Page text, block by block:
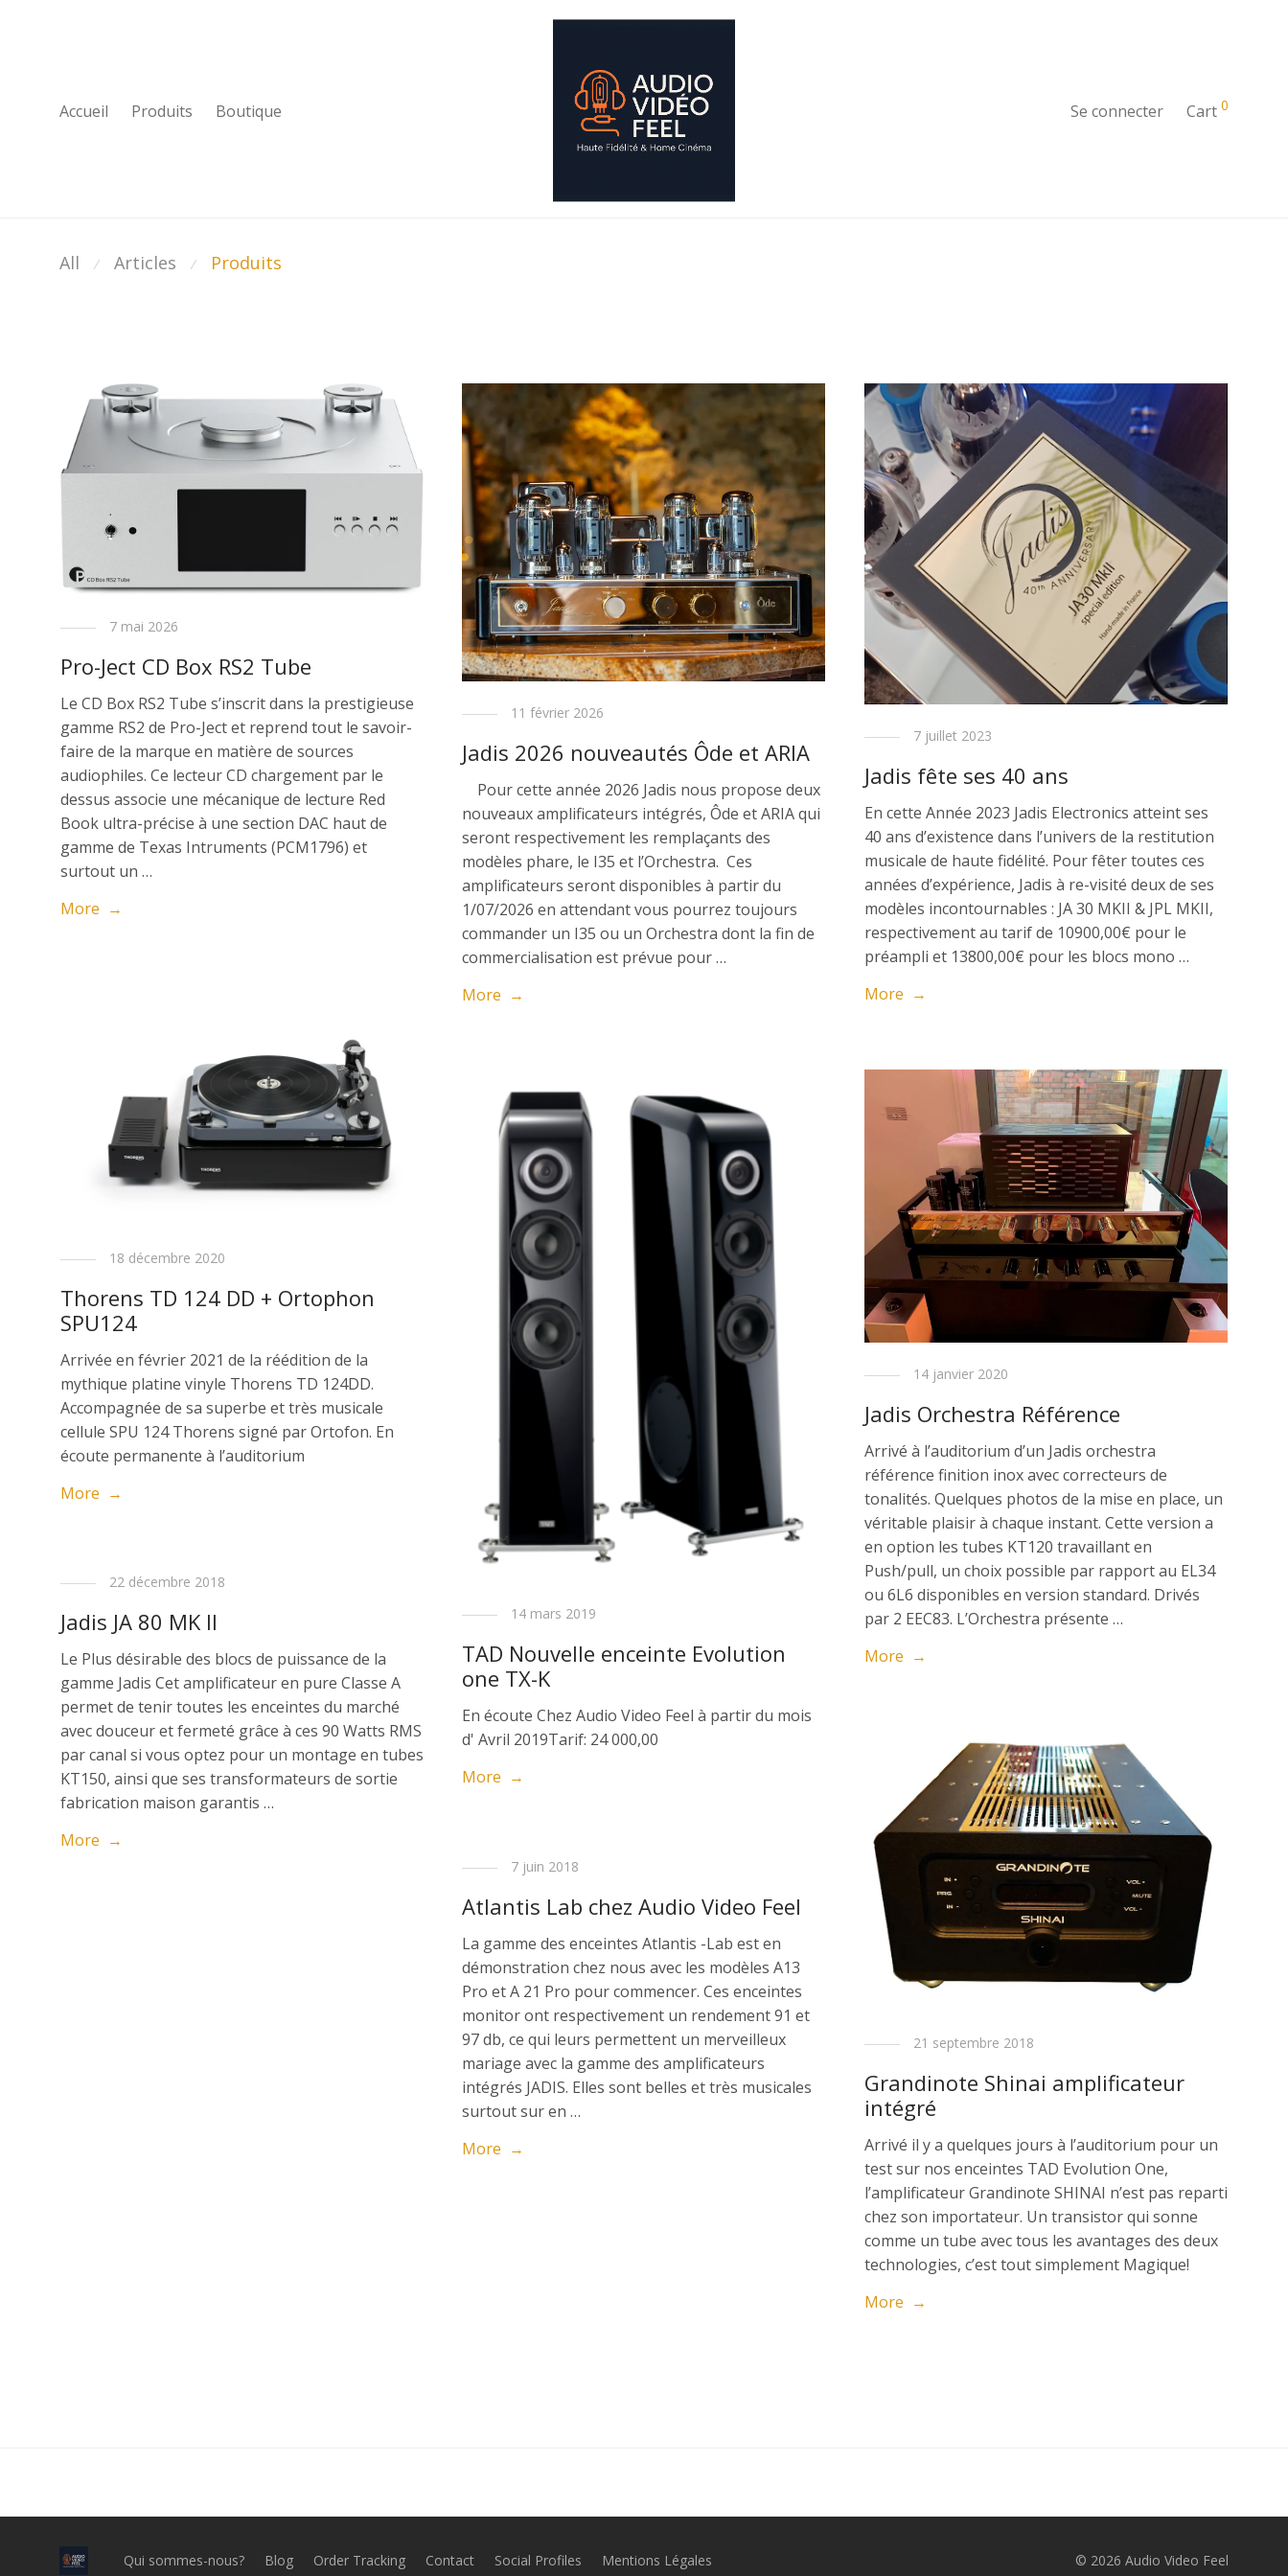
Accueil Produits Boutique Se connecter Cart 0
All ⁄ Articles ⁄ Produits
7 mai 2026
Pro-Ject CD Box RS2 Tube
Le CD Box RS2 Tube s’inscrit dans la prestigieuse
gamme RS2 de Pro-Ject et reprend tout le savoir-
faire de la marque en matière de sources
audiophiles. Ce lecteur CD chargement par le
dessus associe une mécanique de lecture Red
Book ultra-précise à une section DAC haut de
gamme de Texas Intruments (PCM1796) et
surtout un …
More →
11 février 2026
Jadis 2026 nouveautés Ôde et ARIA
Pour cette année 2026 Jadis nous propose deux
nouveaux amplificateurs intégrés, Ôde et ARIA qui
seront respectivement les remplaçants des
modèles phare, le I35 et l’Orchestra. Ces
amplificateurs seront disponibles à partir du
1/07/2026 en attendant vous pourrez toujours
commander un I35 ou un Orchestra dont la fin de
commercialisation est prévue pour …
More →
7 juillet 2023
Jadis fête ses 40 ans
En cette Année 2023 Jadis Electronics atteint ses
40 ans d’existence dans l’univers de la restitution
musicale de haute fidélité. Pour fêter toutes ces
années d’expérience, Jadis à re-visité deux de ses
modèles incontournables : JA 30 MKII & JPL MKII,
respectivement au tarif de 10900,00€ pour le
préampli et 13800,00€ pour les blocs mono …
More →
18 décembre 2020
Thorens TD 124 DD + Ortophon
SPU124
Arrivée en février 2021 de la réédition de la
mythique platine vinyle Thorens TD 124DD.
Accompagnée de sa superbe et très musicale
cellule SPU 124 Thorens signé par Ortofon. En
écoute permanente à l’auditorium
More →
14 janvier 2020
Jadis Orchestra Référence
Arrivé à l’auditorium d’un Jadis orchestra
référence finition inox avec correcteurs de
tonalités. Quelques photos de la mise en place, un
véritable plaisir à chaque instant. Cette version a
en option les tubes KT120 travaillant en
Push/pull, un choix possible par rapport au EL34
ou 6L6 disponibles en version standard. Drivés
par 2 EEC83. L’Orchestra présente …
More →
14 mars 2019
TAD Nouvelle enceinte Evolution
one TX-K
En écoute Chez Audio Video Feel à partir du mois
d' Avril 2019Tarif: 24 000,00
More →
22 décembre 2018
Jadis JA 80 MK II
Le Plus désirable des blocs de puissance de la
gamme Jadis Cet amplificateur en pure Classe A
permet de tenir toutes les enceintes du marché
avec douceur et fermeté grâce à ces 90 Watts RMS
par canal si vous optez pour un montage en tubes
KT150, ainsi que ses transformateurs de sortie
fabrication maison garantis …
More →
21 septembre 2018
Grandinote Shinai amplificateur
intégré
Arrivé il y a quelques jours à l’auditorium pour un
test sur nos enceintes TAD Evolution One,
l’amplificateur Grandinote SHINAI n’est pas reparti
chez son importateur. Un transistor qui sonne
comme un tube avec tous les avantages des deux
technologies, c’est tout simplement Magique!
More →
7 juin 2018
Atlantis Lab chez Audio Video Feel
La gamme des enceintes Atlantis -Lab est en
démonstration chez nous avec les modèles A13
Pro et A 21 Pro pour commencer. Ces enceintes
monitor ont respectivement un rendement 91 et
97 db, ce qui leurs permettent un merveilleux
mariage avec la gamme des amplificateurs
intégrés JADIS. Elles sont belles et très musicales
surtout sur en …
More →
Qui sommes-nous? Blog Order Tracking Contact Social Profiles Mentions Légales © 2026 Audio Video Feel